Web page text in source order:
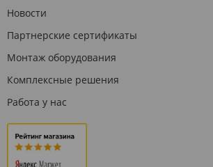
Новости
Партнерские сертификаты
Монтаж оборудования
Комплексные решения
Работа у нас